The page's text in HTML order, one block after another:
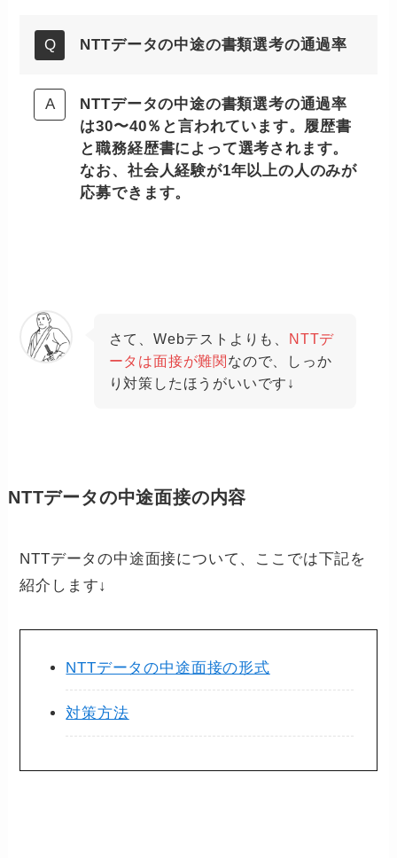
NTTデータの中途の書類選考の通過率
NTTデータの中途の書類選考の通過率
は30〜40％と言われています。履歴書
と職務経歴書によって選考されます。
なお、社会人経験が1年以上の人のみが
応募できます。
さて、Webテストよりも、 NTTデ
ータは面接が難関なので、しっか
り対策したほうがいいです↓
NTTデータの中途面接の内容
NTTデータの中途面接について、ここでは下記を
紹介します↓
NTTデータの中途面接の形式
対策方法